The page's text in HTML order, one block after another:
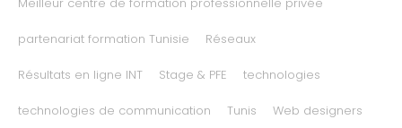
partenariat formation Tunisie Réseaux
Résultats en ligne INT Stage & PFE technologies
technologies de communication Tunis Web designers